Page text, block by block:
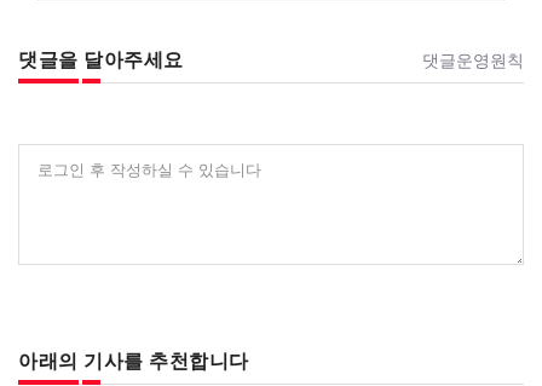
댓글을 달아주세요 댓글운영원칙
로그인 후 작성하실 수 있습니다
아래의 기사를 추천합니다